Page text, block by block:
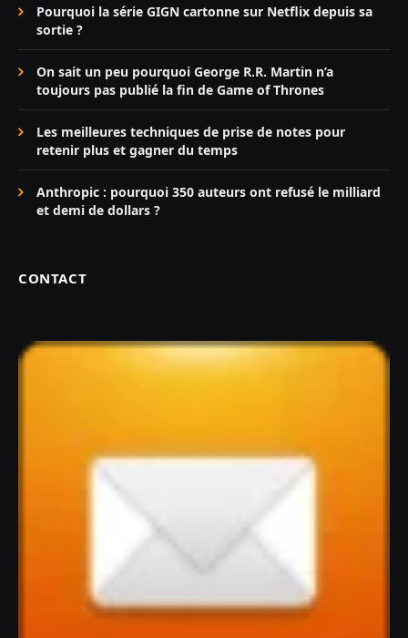
Pourquoi la série GIGN cartonne sur Netflix depuis sa
sortie ?
On sait un peu pourquoi George R.R. Martin n’a
toujours pas publié la fin de Game of Thrones
Les meilleures techniques de prise de notes pour
retenir plus et gagner du temps
Anthropic : pourquoi 350 auteurs ont refusé le milliard
et demi de dollars ?
CONTACT